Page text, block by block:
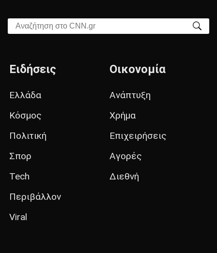
Αναζήτηση στο CNN.gr
Ειδήσεις
Ελλάδα
Κόσμος
Πολιτική
Σπορ
Tech
Περιβάλλον
Viral
Οικονομία
Ανάπτυξη
Χρήμα
Επιχειρήσεις
Αγορές
Διεθνή